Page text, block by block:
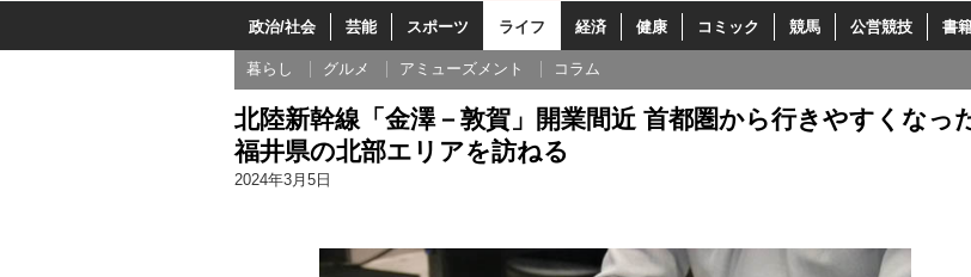
政治/社会 芸能 スポーツ ライフ 経済 健康 コミック 競馬 公営競技 書
暮らし グルメ アミューズメント コラム
北陸新幹線「金澤－敦賀」開業間近 首都圏から行きやすくなっ
福井県の北部エリアを訪ねる
2024年3月5日